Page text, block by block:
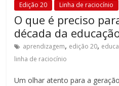
Edição 20 Linha de raciocínio
O que é preciso
década da
aprendizagem, edição 20,
linha de raciocínio
Um olhar atento para a